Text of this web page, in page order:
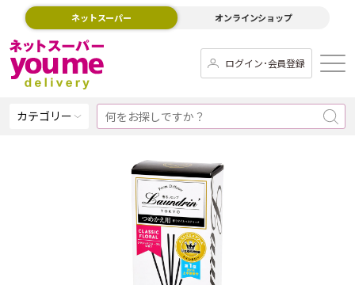
ネットスーパー オンラインショップ
ログイン･会員登録
カテゴリー